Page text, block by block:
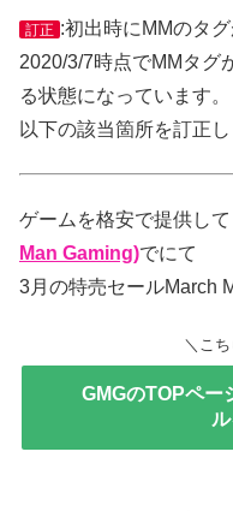
訂正 :初出時にMMのタ
2020/3/7時点でMMタグ
る状態になっています。
以下の該当箇所を訂正し
ゲームを格安で提供し
Man Gaming)でにて
3月の特売セールMarch
＼こ
GMGのTOPペー